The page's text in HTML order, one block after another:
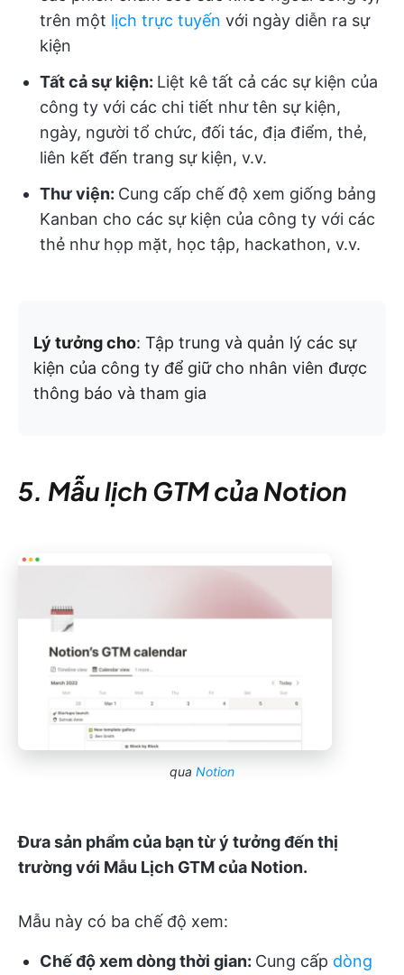
trên một lịch trực tuyến với ngày diễn ra sự
kiện
Tất cả sự kiện: Liệt kê tất cả các sự kiện của
công ty với các chi tiết như tên sự kiện,
ngày, người tổ chức, đối tác, địa điểm, thẻ,
liên kết đến trang sự kiện, v.v.
Thư viện: Cung cấp chế độ xem giống bảng
Kanban cho các sự kiện của công ty với các
thẻ như họp mặt, học tập, hackathon, v.v.
Lý tưởng cho: Tập trung và quản lý các sự
kiện của công ty để giữ cho nhân viên được
thông báo và tham gia
5. Mẫu lịch GTM của Notion
qua Notion
Đưa sản phẩm của bạn từ ý tưởng đến thị
trường với Mẫu Lịch GTM của Notion.
Mẫu này có ba chế độ xem:
Chế độ xem dòng thời gian: Cung cấp dòng